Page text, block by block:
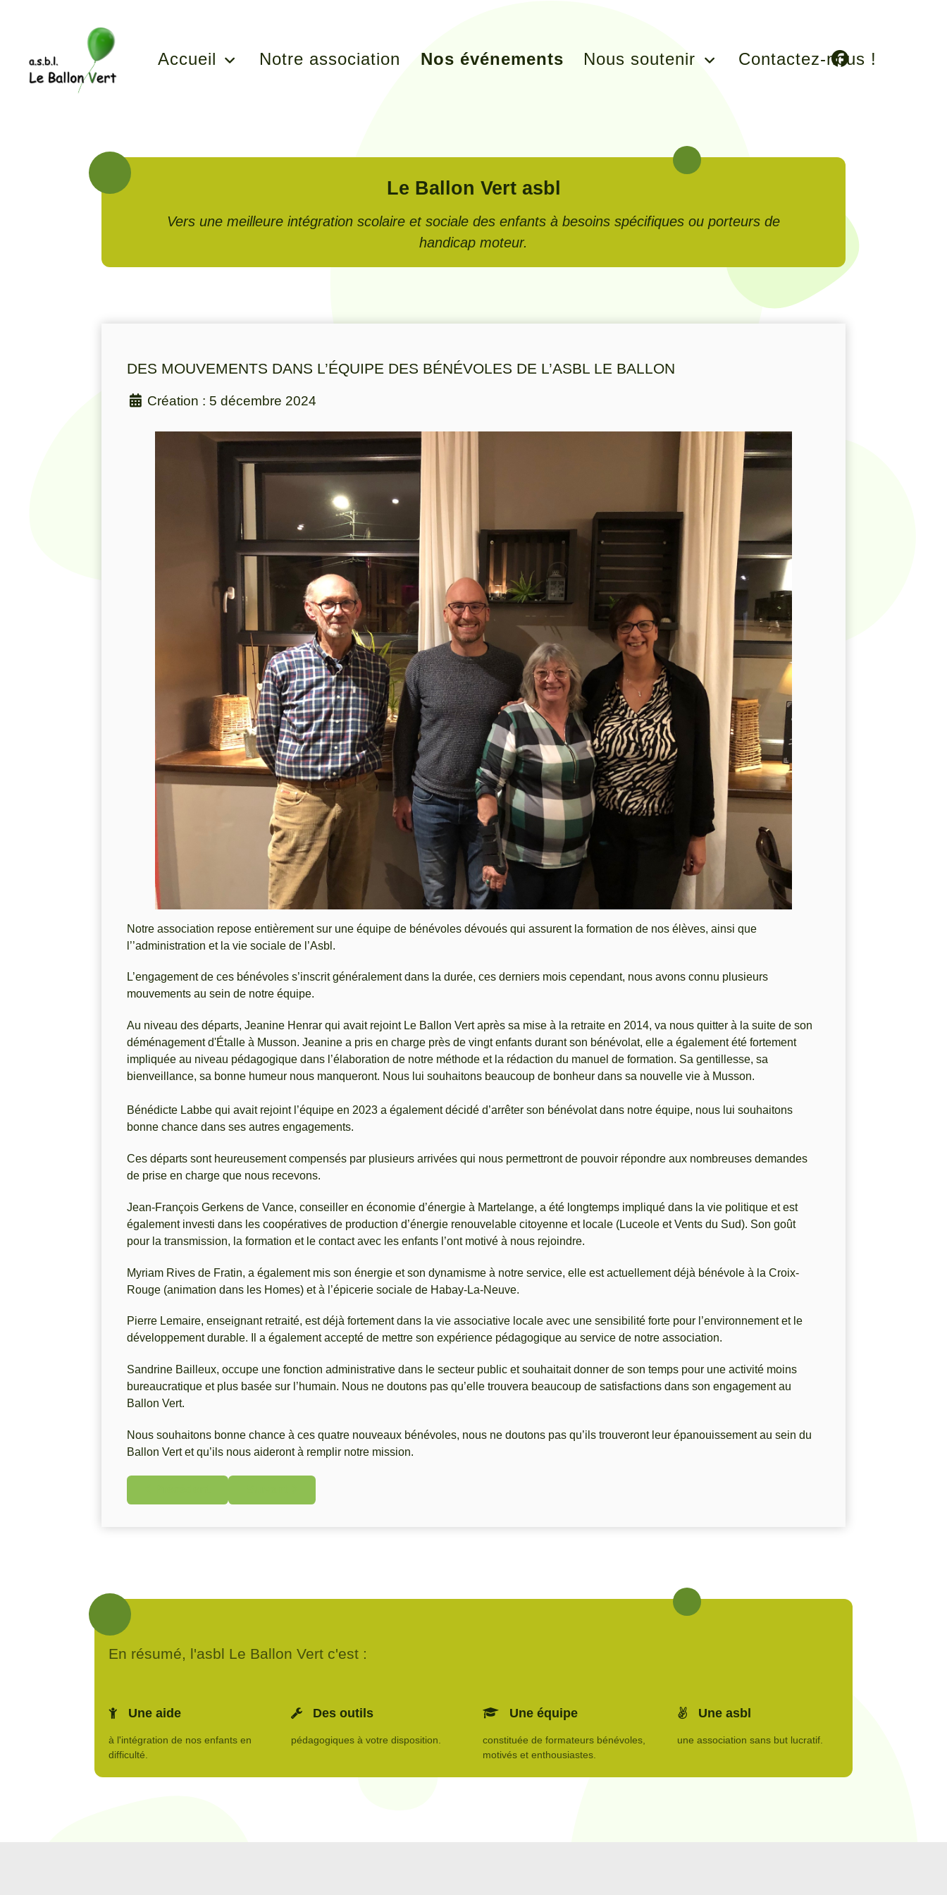
Accueil Notre association Nos événements Nous soutenir Contactez-nous !
Le Ballon Vert asbl
Vers une meilleure intégration scolaire et sociale des enfants à besoins spécifiques ou porteurs de
handicap moteur.
DES MOUVEMENTS DANS L’ÉQUIPE DES BÉNÉVOLES DE L’ASBL LE BALLON
Création : 5 décembre 2024
Notre association repose entièrement sur une équipe de bénévoles dévoués qui assurent la formation de nos élèves, ainsi que
l’’administration et la vie sociale de l’Asbl.
L’engagement de ces bénévoles s’inscrit généralement dans la durée, ces derniers mois cependant, nous avons connu plusieurs
mouvements au sein de notre équipe.
Au niveau des départs, Jeanine Henrar qui avait rejoint Le Ballon Vert après sa mise à la retraite en 2014, va nous quitter à la suite de son
déménagement d'Étalle à Musson. Jeanine a pris en charge près de vingt enfants durant son bénévolat, elle a également été fortement
impliquée au niveau pédagogique dans l’élaboration de notre méthode et la rédaction du manuel de formation. Sa gentillesse, sa
bienveillance, sa bonne humeur nous manqueront. Nous lui souhaitons beaucoup de bonheur dans sa nouvelle vie à Musson.
Bénédicte Labbe qui avait rejoint l’équipe en 2023 a également décidé d’arrêter son bénévolat dans notre équipe, nous lui souhaitons
bonne chance dans ses autres engagements.
Ces départs sont heureusement compensés par plusieurs arrivées qui nous permettront de pouvoir répondre aux nombreuses demandes
de prise en charge que nous recevons.
Jean-François Gerkens de Vance, conseiller en économie d’énergie à Martelange, a été longtemps impliqué dans la vie politique et est
également investi dans les coopératives de production d’énergie renouvelable citoyenne et locale (Luceole et Vents du Sud). Son goût
pour la transmission, la formation et le contact avec les enfants l’ont motivé à nous rejoindre.
Myriam Rives de Fratin, a également mis son énergie et son dynamisme à notre service, elle est actuellement déjà bénévole à la Croix-
Rouge (animation dans les Homes) et à l’épicerie sociale de Habay-La-Neuve.
Pierre Lemaire, enseignant retraité, est déjà fortement dans la vie associative locale avec une sensibilité forte pour l’environnement et le
développement durable. Il a également accepté de mettre son expérience pédagogique au service de notre association.
Sandrine Bailleux, occupe une fonction administrative dans le secteur public et souhaitait donner de son temps pour une activité moins
bureaucratique et plus basée sur l’humain. Nous ne doutons pas qu’elle trouvera beaucoup de satisfactions dans son engagement au
Ballon Vert.
Nous souhaitons bonne chance à ces quatre nouveaux bénévoles, nous ne doutons pas qu’ils trouveront leur épanouissement au sein du
Ballon Vert et qu’ils nous aideront à remplir notre mission.
En résumé, l'asbl Le Ballon Vert c'est :
Une aide
à l'intégration de nos enfants en
difficulté.
Des outils
pédagogiques à votre disposition.
Une équipe
constituée de formateurs bénévoles,
motivés et enthousiastes.
Une asbl
une association sans but lucratif.